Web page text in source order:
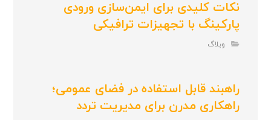
نکات کلیدی برای ایمن‌سازی ورودی
پارکینگ با تجهیزات ترافیکی
وبلاگ
راهبند قابل استفاده در فضای عمومی؛
راهکاری مدرن برای مدیریت تردد